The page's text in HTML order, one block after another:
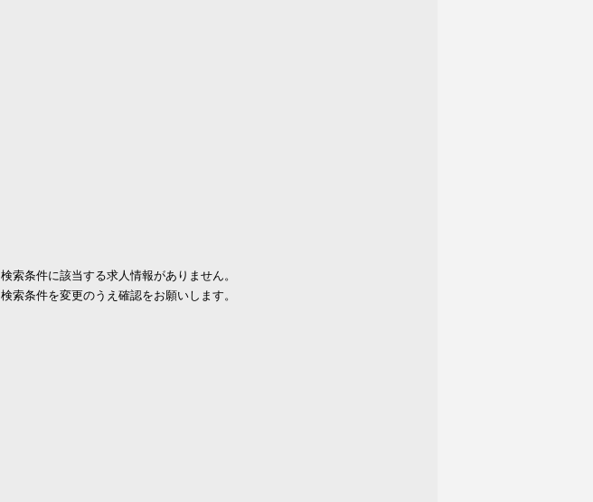
検索条件に該当する求人情報がありません。
検索条件を変更のうえ確認をお願いします。